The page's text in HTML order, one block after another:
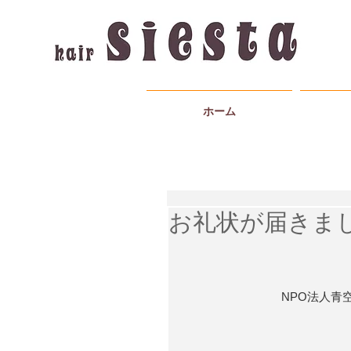
ホーム
お礼状が届きま
NPO法人青